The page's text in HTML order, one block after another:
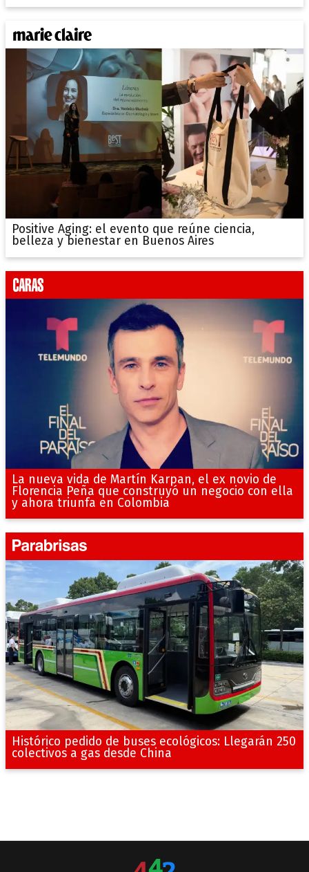
Positive Aging: el evento que reúne ciencia,
belleza y bienestar en Buenos Aires
La nueva vida de Martín Karpan, el ex novio de
Florencia Peña que construyó un negocio con ella
y ahora triunfa en Colombia
Histórico pedido de buses ecológicos: Llegarán 250
colectivos a gas desde China